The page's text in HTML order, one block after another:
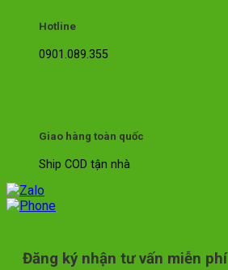
Hotline
0901.089.355
Giao hàng toàn quốc
Ship COD tận nhà
Đăng ký nhận tư vấn miễn phí